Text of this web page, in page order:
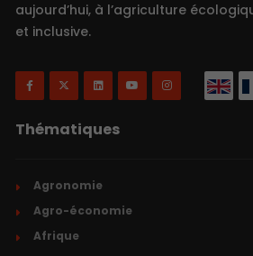
aujourd’hui, à l’agriculture
et inclusive.
Thématiques
Agronomie
Agro-économie
Afrique